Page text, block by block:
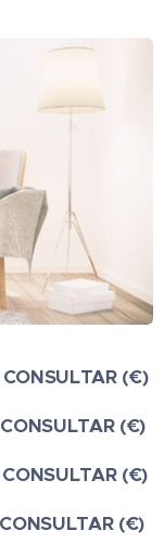
(€)
(€)
(€)
(€)